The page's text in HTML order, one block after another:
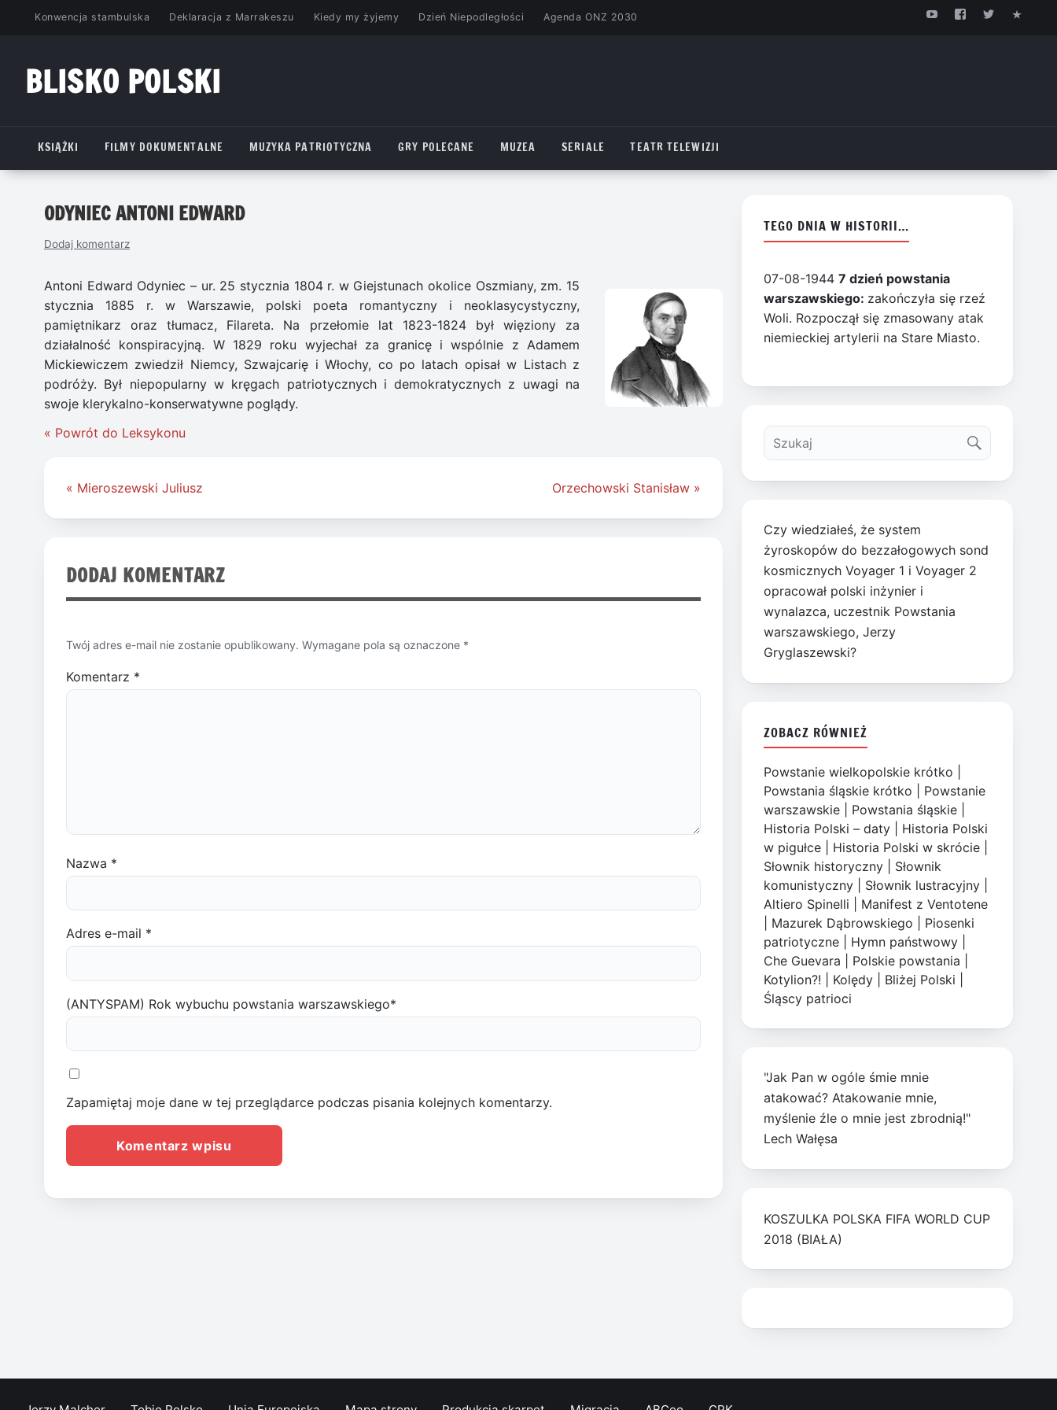
PrzejdźKonwencja stambulska Deklaracja z Marrakeszu Kiedy my żyjemy Dzień Niepodległości Agenda ONZ 2030
BLISKO POLSKI
KSIĄŻKI
FILMY DOKUMENTALNE MUZYKA PATRIOTYCZNA GRY POLECANE MUZEA SERIALE TEATR TELEWIZJI
ODYNIEC ANTONI EDWARD
Dodaj komentarz
Antoni Edward Odyniec – ur. 25 stycznia 1804 r. w Giejstunach okolice Oszmiany, zm. 15
stycznia 1885 r. w Warszawie, polski poeta romantyczny i neoklasycystyczny,
pamiętnikarz oraz tłumacz, Filareta. Na przełomie lat 1823-1824 był więziony za
działalność konspiracyjną. W 1829 roku wyjechał za granicę i wspólnie z Adamem
Mickiewiczem zwiedził Niemcy, Szwajcarię i Włochy, co po latach opisał w Listach z
podróży. Był niepopularny w kręgach patriotycznych i demokratycznych z uwagi na
swoje klerykalno-konserwatywne poglądy.
« Powrót do Leksykonu
Nawigacja
« Mieroszewski Juliusz Orzechowski Stanisław »
DODAJ KOMENTARZ
Twój adres e-mail nie zostanie opublikowany. Wymagane pola są oznaczone *
Komentarz *
Nazwa *
Adres e-mail *
(ANTYSPAM) Rok wybuchu powstania warszawskiego*
Zapamiętaj moje dane w tej przeglądarce podczas pisania kolejnych komentarzy.
TEGO DNIA W HISTORII…
07-08-19447 dzień powstania
warszawskiego: zakończyła się rzeź
Woli. Rozpoczął się zmasowany atak
niemieckiej artylerii na Stare Miasto.
Czy wiedziałeś, że system
żyroskopów do bezzałogowych sond
kosmicznych Voyager 1 i Voyager 2
opracował polski inżynier i
wynalazca, uczestnik Powstania
warszawskiego, Jerzy
Gryglaszewski?
ZOBACZ RÓWNIEŻ
Powstanie wielkopolskie krótko
Powstania śląskie krótko
Powstanie
warszawskie
Powstania śląskie
Historia Polski – daty
Historia Polski
w pigułce
Historia Polski w skrócie
Słownik historyczny
Słownik
komunistyczny
Słownik lustracyjny
Altiero Spinelli
Manifest z Ventotene
Mazurek Dąbrowskiego
Piosenki
patriotyczne
Hymn państwowy
Che Guevara
Polskie powstania
Kotylion?!
Kolędy Bliżej Polski
Śląscy patrioci
"Jak Pan w ogóle śmie mnie
atakować? Atakowanie mnie,
myślenie źle o mnie jest zbrodnią!"
Lech Wałęsa
KOSZULKA POLSKA FIFA WORLD CUP
2018 (BIAŁA)